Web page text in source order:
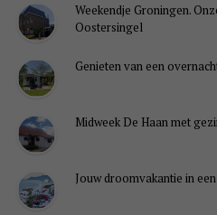
Weekendje Groningen.
Oostersingel
Genieten van een
Midweek De Haan met
Jouw droomvakantie in